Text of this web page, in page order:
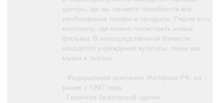
центры, где вы сможете приобрести все
необходимые товары и продукты. Рядом есть
кинотеатр, где можно посмотреть новые
фильмы. В непосредственной близости
находятся учреждения культуры, такие как
музеи и театры.
- Федеральная компания Жилфонд РФ, на
рынке с 1997 года
- Гарантия безопасной сделки